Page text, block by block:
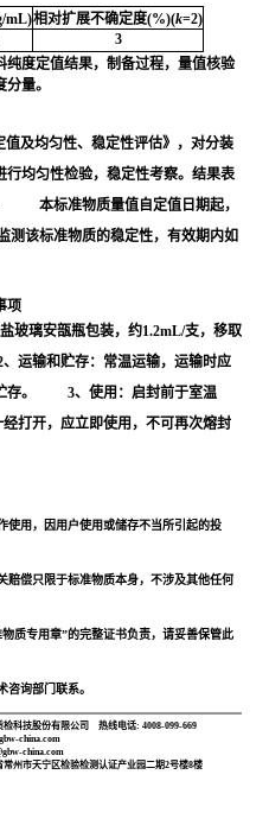
mL)相对扩展不确定度(%)(k=2)
3
度定值结果，制备过程，量值核验
量。
值及均匀性、稳定性评估》，对分装
均匀性检验，稳定性考察。结果表
本标准物质量值自定值日期起，
测该标准物质的稳定性，有效期内如
项
玻璃安瓿瓶包装，约1.2mL/支，移取
输和贮存：常温运输，运输时应
贮存。 3、使用：启封前于室温
打开，应立即使用，不可再次熔封
使用，因用户使用或储存不当所引起的投
赔偿只限于标准物质本身，不涉及其他任何
质专用章”的完整证书负责，请妥善保管此
咨询部门联系。
科技股份有限公司
热线电话: 4008-099-669
china.com
china.com
常州市天宁区检验检测认证产业园二期2号楼8楼